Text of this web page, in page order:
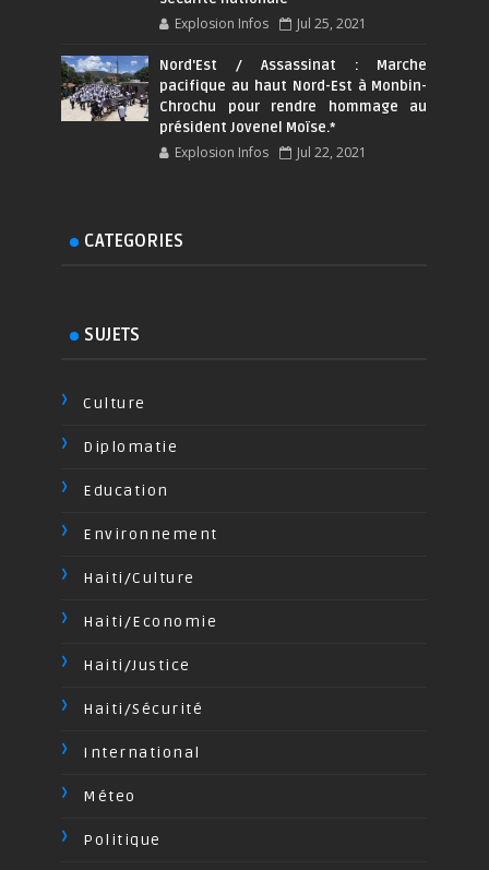
Explosion Infos Jul 25, 2021
Nord'Est / Assassinat : Marche
pacifique au haut Nord-Est à Monbin-
Chrochu pour rendre hommage au
président Jovenel Moïse.*
Explosion Infos Jul 22, 2021
CATEGORIES
SUJETS
Culture
Diplomatie
Education
Environnement
Haiti/Culture
Haiti/Economie
Haiti/Justice
Haiti/Sécurité
International
Méteo
Politique